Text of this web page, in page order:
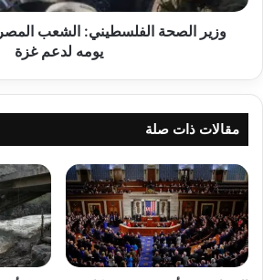
يومه
لدعموزير الصحة الفلسطيني: الشعب
يومه لدعم غزة
مقالات ذات صلة